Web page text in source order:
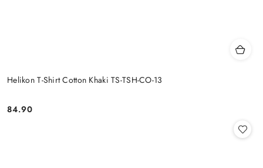
Helikon T-Shirt Cotton Khaki TS-TSH-CO-13
Cena:
84.90